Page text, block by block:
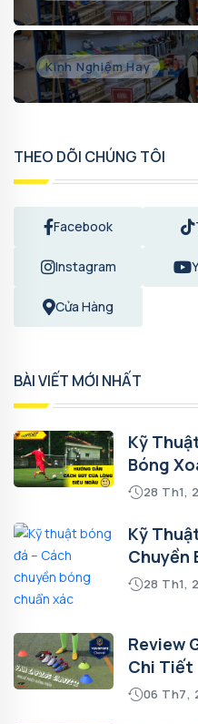
Kinh Nghiệm Hay
THEO DÕI CHÚNG TÔI
Facebook
Instagram
Cửa Hàng
BÀI VIẾT MỚI NHẤT
Kỹ
Bóng
28 Th1,
Kỹ
Chuyền
28 Th1,
Review
Chi Tiết
06 Th7,